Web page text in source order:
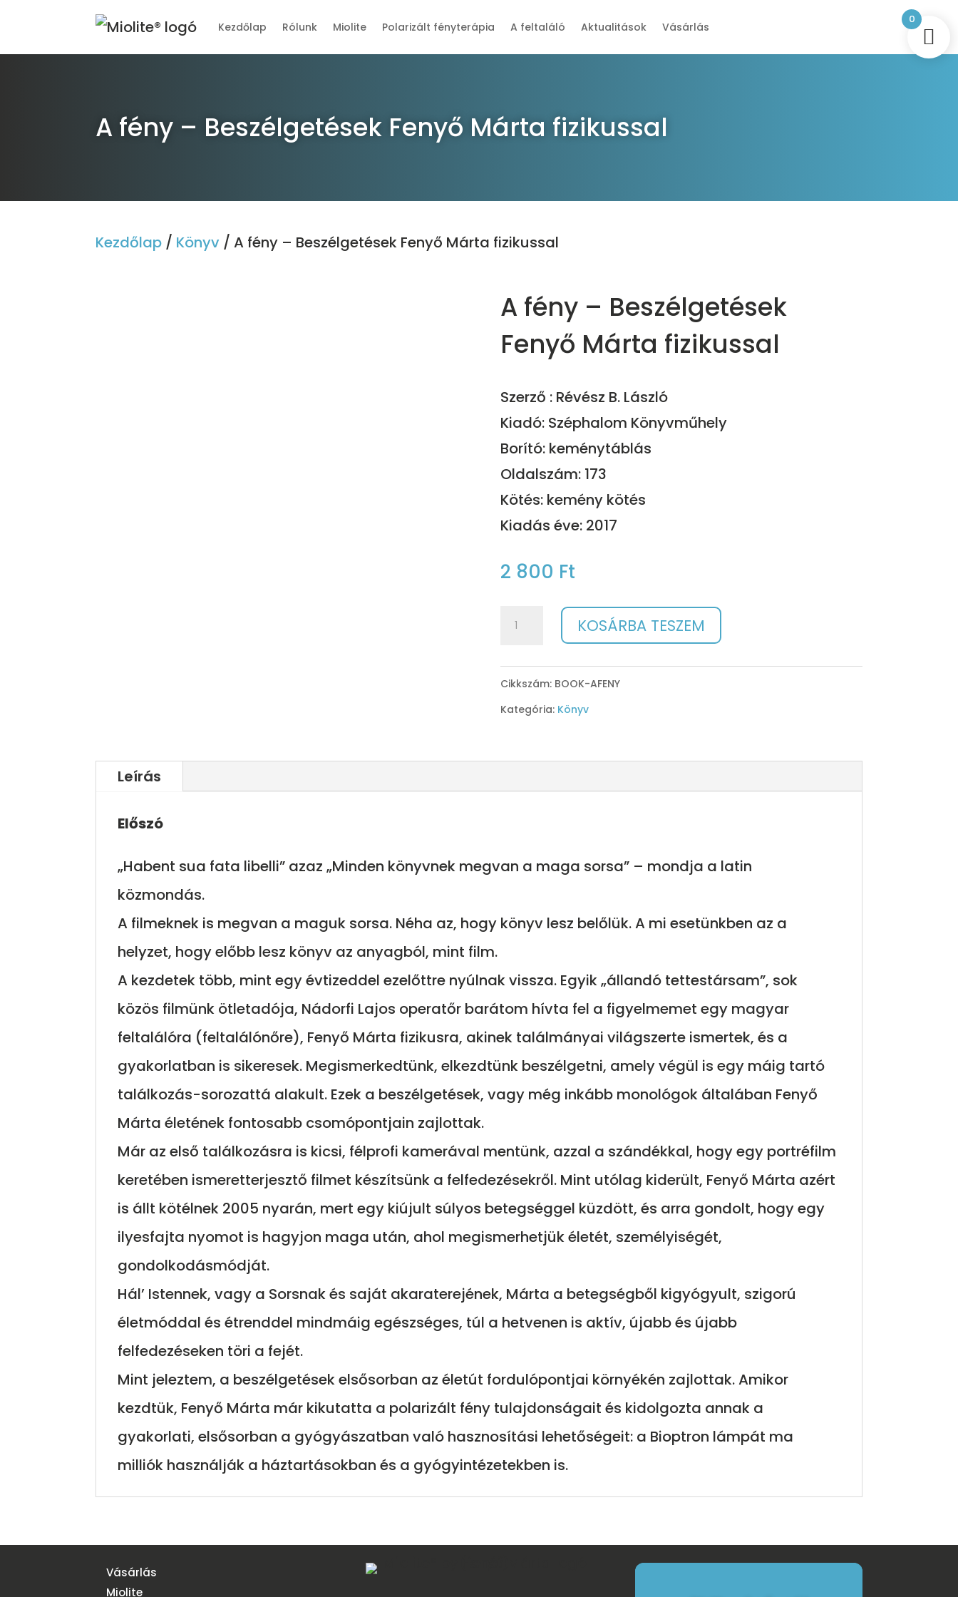
Kezdőlap Rólunk Miolite Polarizált fényterápia A feltaláló Aktualitások Vásárlás
A fény – Beszélgetések Fenyő Márta fizikussal
Kezdőlap / Könyv / A fény – Beszélgetések Fenyő Márta fizikussal
A fény – Beszélgetések
Fenyő Márta fizikussal
Szerző : Révész B. László
Kiadó: Széphalom Könyvműhely
Borító: keménytáblás
Oldalszám: 173
Kötés: kemény kötés
Kiadás éve: 2017
2 800 Ft
-
Fenyő
mennyiség
KOSÁRBA TESZEM
Cikkszám: BOOK-AFENY
Kategória: Könyv
Leírás
Előszó
„Habent sua fata libelli” azaz „Minden könyvnek megvan a maga sorsa” – mondja a latin
közmondás.
A filmeknek is megvan a maguk sorsa. Néha az, hogy könyv lesz belőlük. A mi esetünkben az a
helyzet, hogy előbb lesz könyv az anyagból, mint film.
A kezdetek több, mint egy évtizeddel ezelőttre nyúlnak vissza. Egyik „állandó tettestársam”, sok
közös filmünk ötletadója, Nádorfi Lajos operatőr barátom hívta fel a figyelmemet egy magyar
feltalálóra (feltalálónőre), Fenyő Márta fizikusra, akinek találmányai világszerte ismertek, és a
gyakorlatban is sikeresek. Megismerkedtünk, elkezdtünk beszélgetni, amely végül is egy máig tartó
találkozás-sorozattá alakult. Ezek a beszélgetések, vagy még inkább monológok általában Fenyő
Márta életének fontosabb csomópontjain zajlottak.
Már az első találkozásra is kicsi, félprofi kamerával mentünk, azzal a szándékkal, hogy egy portréfilm
keretében ismeretterjesztő filmet készítsünk a felfedezésekről. Mint utólag kiderült, Fenyő Márta azért
is állt kötélnek 2005 nyarán, mert egy kiújult súlyos betegséggel küzdött, és arra gondolt, hogy egy
ilyesfajta nyomot is hagyjon maga után, ahol megismerhetjük életét, személyiségét,
gondolkodásmódját.
Hál’ Istennek, vagy a Sorsnak és saját akaraterejének, Márta a betegségből kigyógyult, szigorú
életmóddal és étrenddel mindmáig egészséges, túl a hetvenen is aktív, újabb és újabb
felfedezéseken töri a fejét.
Mint jeleztem, a beszélgetések elsősorban az életút fordulópontjai környékén zajlottak. Amikor
kezdtük, Fenyő Márta már kikutatta a polarizált fény tulajdonságait és kidolgozta annak a
gyakorlati, elsősorban a gyógyászatban való hasznosítási lehetőségeit: a Bioptron lámpát ma
milliók használják a háztartásokban és a gyógyintézetekben is.
Vásárlás
Miolite
0